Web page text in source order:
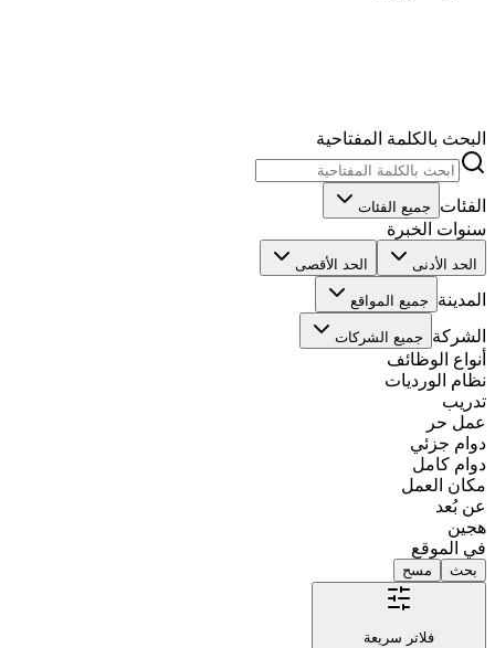
البحث بالكلمة المفتاحية
الفئات جميع الفئات
سنوات الخبرة
الحد الأدنى الحد الأقصى
المدينة جميع المواقع
الشركة جميع الشركات
أنواع الوظائف
نظام الورديات
تدريب
عمل حر
دوام جزئي
دوام كامل
مكان العمل
عن بُعد
هجين
في الموقع
بحث مسح
فلاتر سريعة